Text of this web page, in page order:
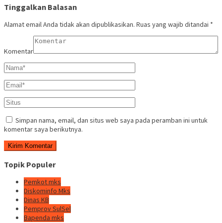
Tinggalkan Balasan
Alamat email Anda tidak akan dipublikasikan. Ruas yang wajib ditandai *
Komentar
Simpan nama, email, dan situs web saya pada peramban ini untuk
komentar saya berikutnya.
Topik Populer
Pemkot mks
Diskominfo Mks
Dinas KB
Pemprov SulSel
Bapenda mks